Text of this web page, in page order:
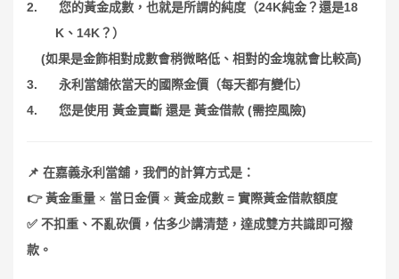
2. 您的黃金成數，也就是所謂的純度（24K純金？還是18
K 、 14K ？）
(如果是金飾相對成數會稍微略低、相對的金塊就會比較高)
3.
永利當舖依當天的國際金價（每天都有變化）
4. 您是使用 黃金賣斷 還是 黃金借款 (需控風險)
📌 在嘉義永利當舖，我們的計算方式是：
👉 黃金重量 × 當日金價 × 黃金成數 = 實際黃金借款額度
✅ 不扣重、不亂砍價，估多少講清楚，達成雙方共識即可撥
款。